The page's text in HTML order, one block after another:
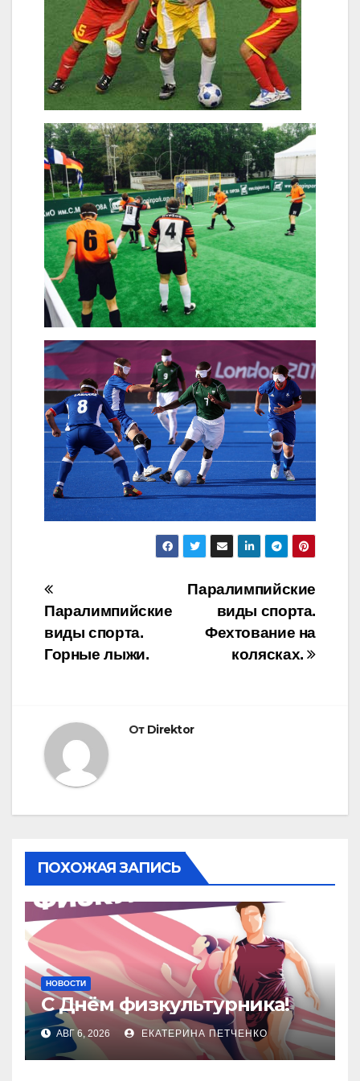
Навигация
по
записям
Паралимпийские
виды спорта.
Фехтование на
колясках.
Паралимпийские
виды спорта.
Горные лыжи.
От Direktor
ПОХОЖАЯ ЗАПИСЬ
НОВОСТИ
С Днём физкультурника!
АВГ 6, 2026 ЕКАТЕРИНА ПЕТЧЕНКО